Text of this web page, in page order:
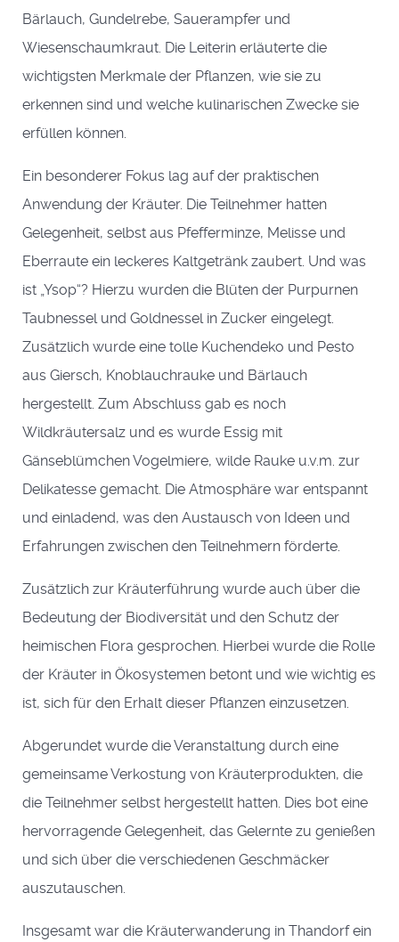
Bärlauch, Gundelrebe, Sauerampfer und
Wiesenschaumkraut. Die Leiterin erläuterte die
wichtigsten Merkmale der Pflanzen, wie sie zu
erkennen sind und welche kulinarischen Zwecke sie
erfüllen können.
Ein besonderer Fokus lag auf der praktischen
Anwendung der Kräuter. Die Teilnehmer hatten
Gelegenheit, selbst aus Pfefferminze, Melisse und
Eberraute ein leckeres Kaltgetränk zaubert. Und was
ist „Ysop“? Hierzu wurden die Blüten der Purpurnen
Taubnessel und Goldnessel in Zucker eingelegt.
Zusätzlich wurde eine tolle Kuchendeko und Pesto
aus Giersch, Knoblauchrauke und Bärlauch
hergestellt. Zum Abschluss gab es noch
Wildkräutersalz und es wurde Essig mit
Gänseblümchen Vogelmiere, wilde Rauke u.v.m. zur
Delikatesse gemacht. Die Atmosphäre war entspannt
und einladend, was den Austausch von Ideen und
Erfahrungen zwischen den Teilnehmern förderte.
Zusätzlich zur Kräuterführung wurde auch über die
Bedeutung der Biodiversität und den Schutz der
heimischen Flora gesprochen. Hierbei wurde die Rolle
der Kräuter in Ökosystemen betont und wie wichtig es
ist, sich für den Erhalt dieser Pflanzen einzusetzen.
Abgerundet wurde die Veranstaltung durch eine
gemeinsame Verkostung von Kräuterprodukten, die
die Teilnehmer selbst hergestellt hatten. Dies bot eine
hervorragende Gelegenheit, das Gelernte zu genießen
und sich über die verschiedenen Geschmäcker
auszutauschen.
Insgesamt war die Kräuterwanderung in Thandorf ein